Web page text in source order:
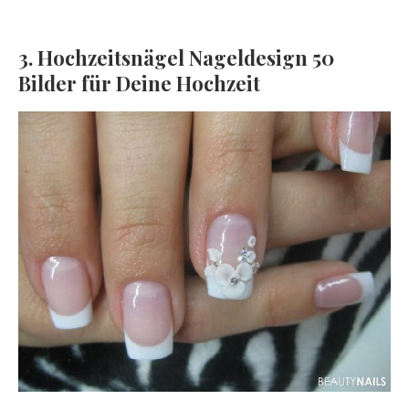
3. Hochzeitsnägel Nageldesign 50
Bilder für Deine Hochzeit